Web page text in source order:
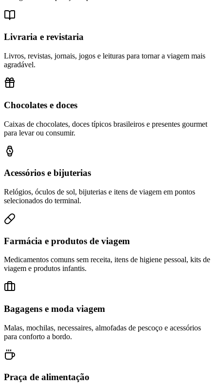
Livraria e revistaria
Livros, revistas, jornais, jogos e leituras para tornar a viagem mais
agradável.
Chocolates e doces
Caixas de chocolates, doces típicos brasileiros e presentes gourmet
para levar ou consumir.
Acessórios e bijuterias
Relógios, óculos de sol, bijuterias e itens de viagem em pontos
selecionados do terminal.
Farmácia e produtos de viagem
Medicamentos comuns sem receita, itens de higiene pessoal, kits de
viagem e produtos infantis.
Bagagens e moda viagem
Malas, mochilas, necessaires, almofadas de pescoço e acessórios
para conforto a bordo.
Praça de alimentação